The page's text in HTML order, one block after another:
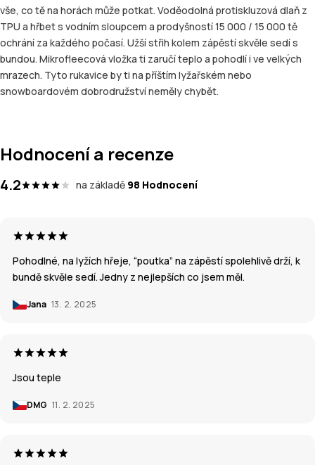
vše, co tě na horách může potkat. Voděodolná protiskluzová dlaň z
TPU a hřbet s vodním sloupcem a prodyšností 15 000 / 15 000 tě
ochrání za každého počasí. Užší střih kolem zápěstí skvěle sedí s
bundou. Mikrofleecová vložka ti zaručí teplo a pohodlí i ve velkých
mrazech. Tyto rukavice by ti na příštím lyžařském nebo
snowboardovém dobrodružství neměly chybět.
Hodnocení a recenze
4.2 na základě 98 Hodnocení
Pohodlné, na lyžích hřeje, “poutka” na zápěstí spolehlivě drží, k
bundě skvěle sedí. Jedny z nejlepších co jsem měl.
Jana 13. 2. 2025
Jsou teple
DMG 11. 2. 2025